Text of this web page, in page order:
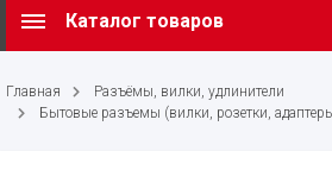
Каталог товаров
Главная
Разъёмы, вилки, удлинители
Бытовые разъемы (вилки, розетки,